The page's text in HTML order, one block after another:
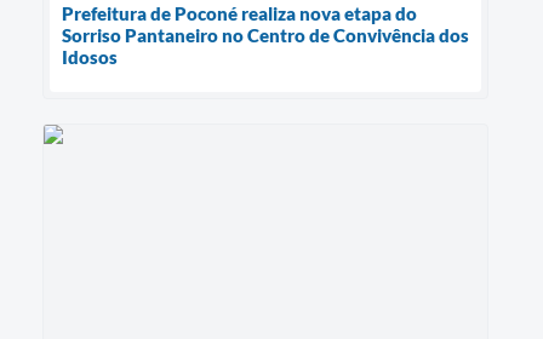
Prefeitura de Poconé realiza nova etapa do
Sorriso Pantaneiro no Centro de Convivência dos
Idosos